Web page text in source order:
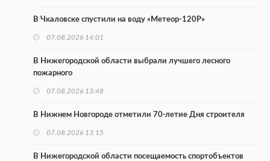
В Чкаловске спустили на воду «Метеор-120Р»
07.08.2026 14:01
В Нижегородской области выбрали лучшего лесного
пожарного
07.08.2026 13:48
В Нижнем Новгороде отметили 70-летие Дня строителя
07.08.2026 13:15
В Нижегородской области посещаемость спортобъектов